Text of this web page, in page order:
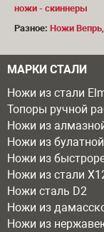
МАРКИ СТАЛИ
Ножи из стали
Топоры ручной
Ножи из
Ножи из
Ножи из
Ножи из стали
Ножи сталь D2
Ножи из
Ножи из
ножи - скиннеры
Разное: Ножи Вепрь,